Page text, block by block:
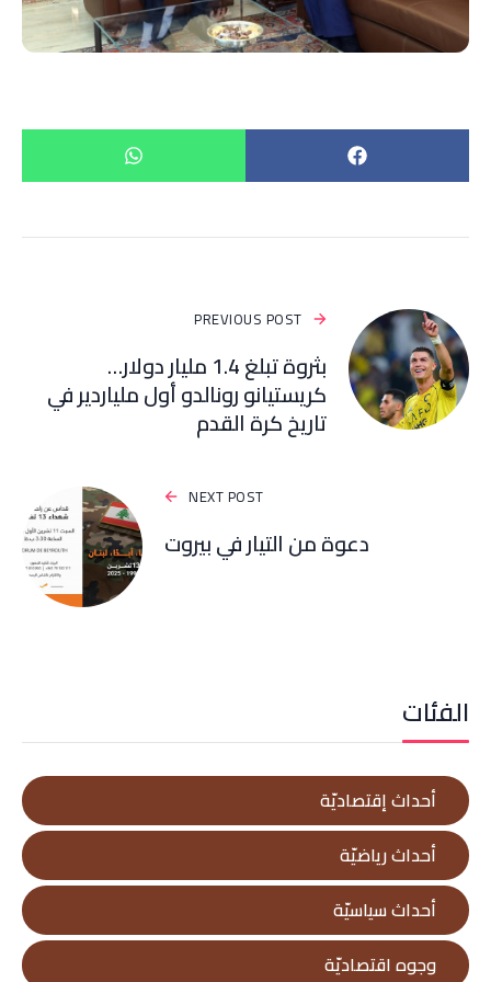
PREVIOUS POST
بثروة تبلغ 1.4 مليار دولار…
كريستيانو رونالدو أول ملياردير في
تاريخ كرة القدم
NEXT POST
دعوة من التيار في بيروت
الفئات
أحداث إقتصاديّة
أحداث رياضيّة
أحداث سياسيّة
وجوه اقتصاديّة